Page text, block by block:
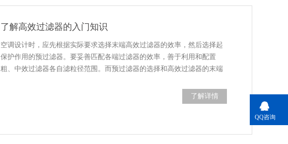
了解高效过滤器的入门知识
空调设计时，应先根据实际要求选择末端高效过滤器的效率，然后选择起
保护作用的预过滤器。要妥善匹配各端过滤器的效率，善于利用和配置
粗、中效过滤器各自滤粒径范围。而预过滤器的选择和高效过滤器的末端
了解详情
QQ咨询